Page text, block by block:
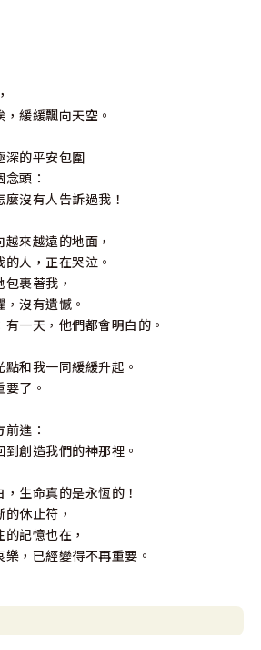
緩緩飄向天空。
深的平安包圍
頭：
沒有人告訴過我！
來越遠的地面，
人，正在哭泣。
裹著我，
沒有遺憾。
一天，他們都會明白的。
和我一同緩緩升起。
了。
進：
創造我們的神那裡。
生命真的是永恆的！
休止符，
記憶也在，
，已經變得不再重要。